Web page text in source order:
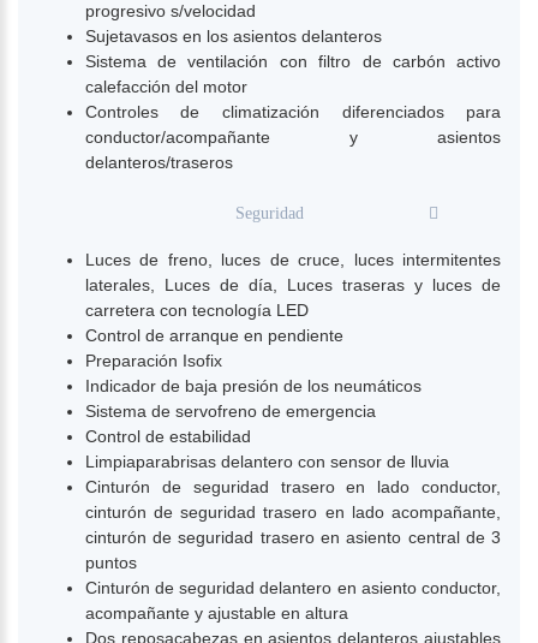
progresivo s/velocidad
Sujetavasos en los asientos delanteros
Sistema de ventilación con filtro de carbón activo
calefacción del motor
Controles de climatización diferenciados para
conductor/acompañante y asientos
delanteros/traseros
Seguridad
Luces de freno, luces de cruce, luces intermitentes
laterales, Luces de día, Luces traseras y luces de
carretera con tecnología LED
Control de arranque en pendiente
Preparación Isofix
Indicador de baja presión de los neumáticos
Sistema de servofreno de emergencia
Control de estabilidad
Limpiaparabrisas delantero con sensor de lluvia
Cinturón de seguridad trasero en lado conductor,
cinturón de seguridad trasero en lado acompañante,
cinturón de seguridad trasero en asiento central de 3
puntos
Cinturón de seguridad delantero en asiento conductor,
acompañante y ajustable en altura
Dos reposacabezas en asientos delanteros ajustables